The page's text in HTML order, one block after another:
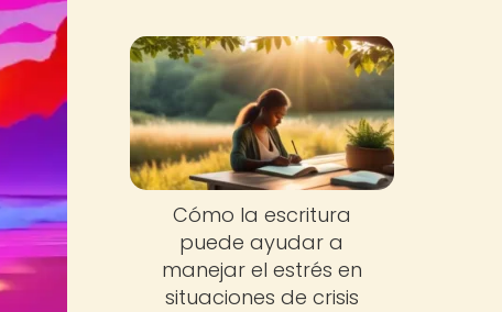
Cómo la escritura
puede ayudar a
manejar el estrés en
situaciones de crisis